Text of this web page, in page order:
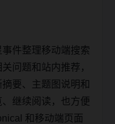
件整理移动端搜索
问题和站内推荐，
要、主题图说明和
继续阅读，也方便
和移动端页面